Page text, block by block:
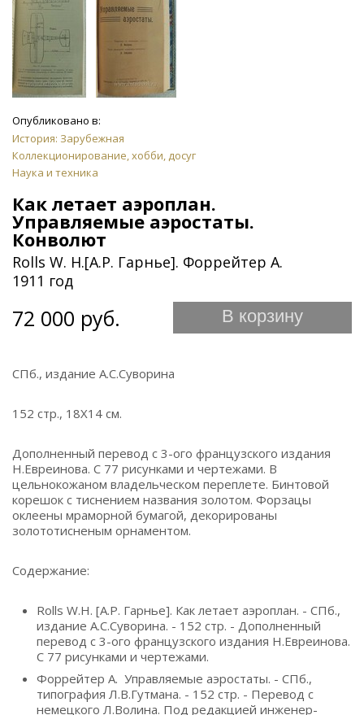
Опубликовано в:
История: Зарубежная
Коллекционирование, хобби, досуг
Наука и техника
Как летает аэроплан.
Управляемые аэростаты.
Конволют
Rolls W. H.[А.Р. Гарнье]. Форрейтер А.
1911 год
72 000 руб. В корзину
СПб., издание А.С.Суворина
152 стр., 18Х14 см.
Дополненный перевод с 3-ого французского издания
Н.Евреинова. С 77 рисунками и чертежами. В
цельнокожаном владельческом переплете. Бинтовой
корешок с тиснением названия золотом. Форзацы
оклеены мраморной бумагой, декорированы
золототисненым орнаментом.
Содержание:
Rolls W.H. [А.Р. Гарнье]. Как летает аэроплан. - СПб.,
издание А.С.Суворина. - 152 стр. - Дополненный
перевод с 3-ого французского издания Н.Евреинова.
С 77 рисунками и чертежами.
Форрейтер А. Управляемые аэростаты. - СПб.,
типография Л.В.Гутмана. - 152 стр. - Перевод с
немецкого Л.Волина. Под редакцией инженер-